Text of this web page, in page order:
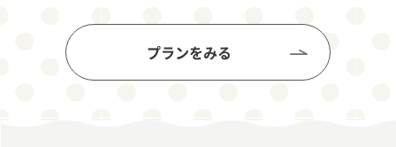
プランをみる